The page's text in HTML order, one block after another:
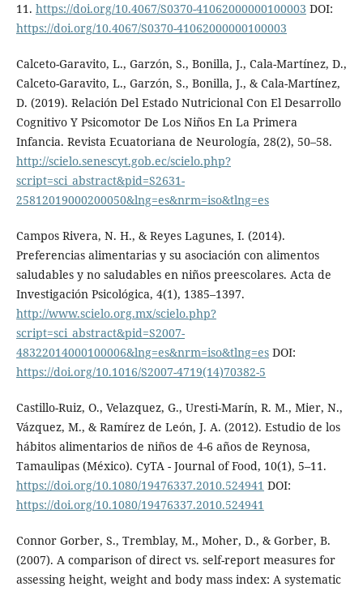
11. https://doi.org/10.4067/S0370-41062000000100003 DOI:
https://doi.org/10.4067/S0370-41062000000100003
Calceto-Garavito, L., Garzón, S., Bonilla, J., Cala-Martínez, D.,
Calceto-Garavito, L., Garzón, S., Bonilla, J., & Cala-Martínez,
D. (2019). Relación Del Estado Nutricional Con El Desarrollo
Cognitivo Y Psicomotor De Los Niños En La Primera
Infancia. Revista Ecuatoriana de Neurología, 28(2), 50–58.
http://scielo.senescyt.gob.ec/scielo.php?
script=sci_abstract&pid=S2631-
25812019000200050&lng=es&nrm=iso&tlng=es
Campos Rivera, N. H., & Reyes Lagunes, I. (2014).
Preferencias alimentarias y su asociación con alimentos
saludables y no saludables en niños preescolares. Acta de
Investigación Psicológica, 4(1), 1385–1397.
http://www.scielo.org.mx/scielo.php?
script=sci_abstract&pid=S2007-
48322014000100006&lng=es&nrm=iso&tlng=esDOI:
https://doi.org/10.1016/S2007-4719(14)70382-5
Castillo-Ruiz, O., Velazquez, G., Uresti-Marín, R. M., Mier, N.,
Vázquez, M., & Ramírez de León, J. A. (2012). Estudio de los
hábitos alimentarios de niños de 4-6 años de Reynosa,
Tamaulipas (México). CyTA - Journal of Food, 10(1), 5–11.
https://doi.org/10.1080/19476337.2010.524941 DOI:
https://doi.org/10.1080/19476337.2010.524941
Connor Gorber, S., Tremblay, M., Moher, D., & Gorber, B.
(2007). A comparison of direct vs. self-report measures for
assessing height, weight and body mass index: A systematic